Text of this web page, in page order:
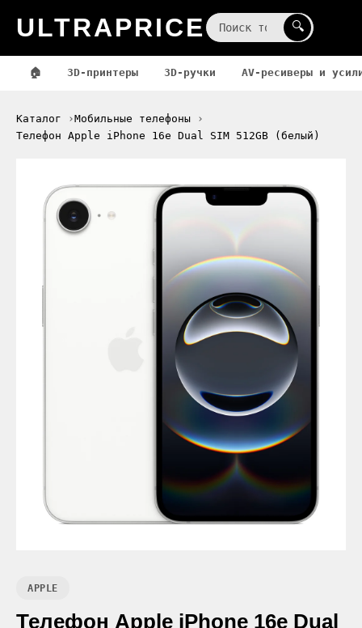
ULTRAPRICE 🔍
🏠 3D-принтеры 3D-ручки AV-ресиверы и
Каталог
Мобильные телефоны
Телефон Apple iPhone 16e Dual SIM 512GB (белый)
APPLE
Телефон Apple iPhone 16e Dual